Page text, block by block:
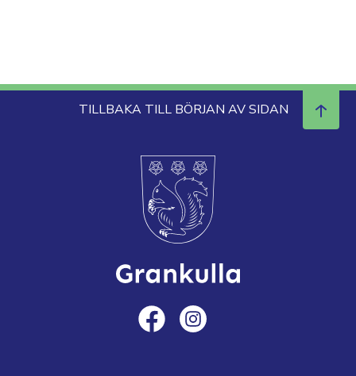
TILLBAKA TILL BÖRJAN AV SIDAN